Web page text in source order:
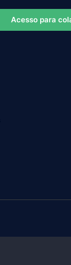
Acesso para